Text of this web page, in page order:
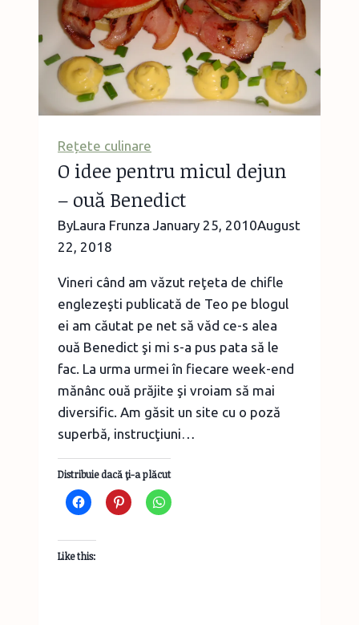
Rețete culinare
O idee pentru micul dejun
– ouă Benedict
ByLaura Frunza January 25, 2010August
22, 2018
Vineri când am văzut reţeta de chifle
englezeşti publicată de Teo pe blogul
ei am căutat pe net să văd ce-s alea
ouă Benedict şi mi s-a pus pata să le
fac. La urma urmei în fiecare week-end
mănânc ouă prăjite şi vroiam să mai
diversific. Am găsit un site cu o poză
superbă, instrucţiuni…
Distribuie dacă ţi-a plăcut
Like this: